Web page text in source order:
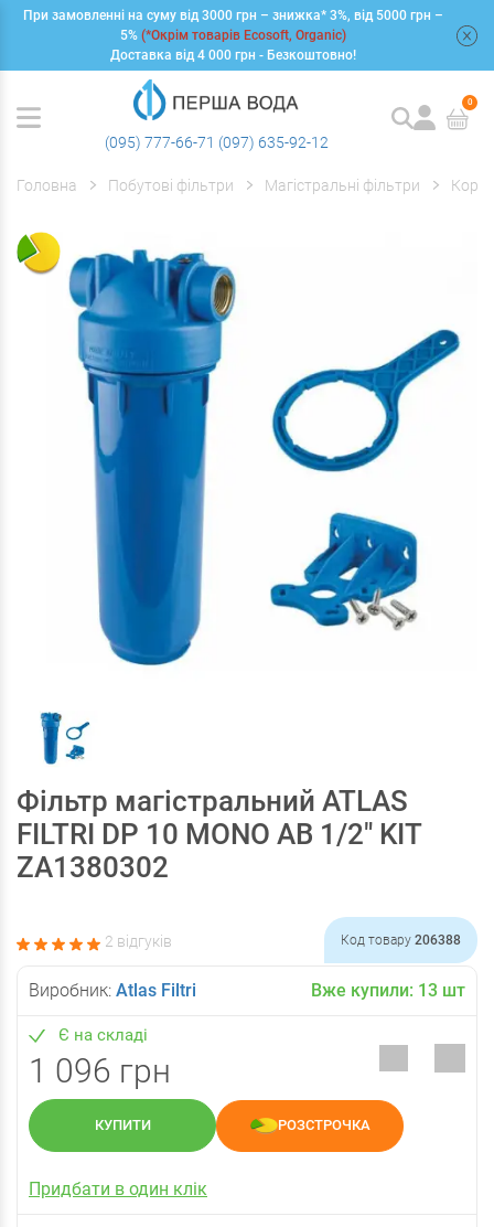
При замовленні на суму від 3000 грн – знижка* 3%, від 5000 грн –
5% (*Окрім товарів Ecosoft, Organic)
Доставка від 4 000 грн - Безкоштовно!
(095) 777-66-71 (097) 635-92-12
0
Головна Побутові фільтри Магістральні фільтри
Фільтр магістральний ATLAS
FILTRI DP 10 MONO AB 1/2" KIT
ZA1380302
2 відгуків Код товару 206388
Виробник: Atlas Filtri Вже купили: 13 шт
Є на складі
1 096 грн
КУПИТИ РОЗСТРОЧКА
Придбати в один клік